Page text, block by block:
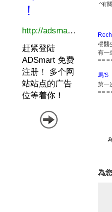
^有
楊醫
有一
馬'S
第一
為